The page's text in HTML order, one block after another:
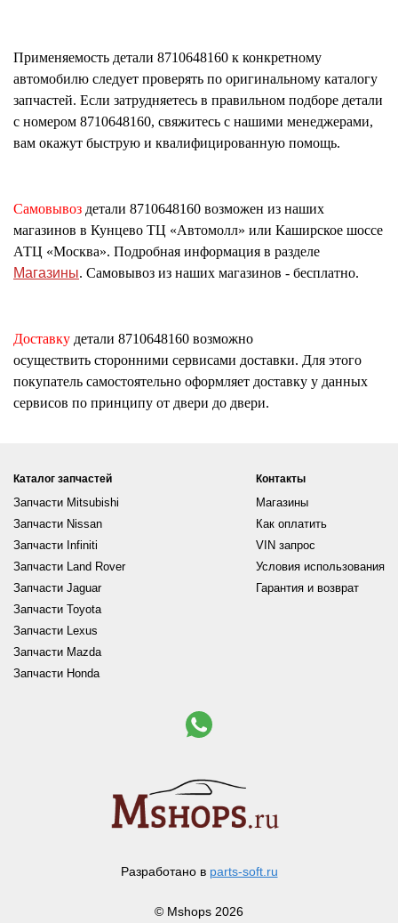
Применяемость детали 8710648160 к конкретному
автомобилю следует проверять по оригинальному каталогу
запчастей. Если затрудняетесь в правильном подборе детали
с номером 8710648160, свяжитесь с нашими менеджерами,
вам окажут быструю и квалифицированную помощь.
Самовывоз детали 8710648160 возможен из наших
магазинов в Кунцево ТЦ «Автомолл» или Каширское шоссе
АТЦ «Москва». Подробная информация в разделе
Магазины. Самовывоз из наших магазинов - бесплатно.
Доставку детали 8710648160 возможно
осуществить сторонними сервисами доставки. Для этого
покупатель самостоятельно оформляет доставку у данных
сервисов по принципу от двери до двери.
Каталог запчастей
Запчасти Mitsubishi
Запчасти Nissan
Запчасти Infiniti
Запчасти Land Rover
Запчасти Jaguar
Запчасти Toyota
Запчасти Lexus
Запчасти Mazda
Запчасти Honda
Контакты
Магазины
Как оплатить
VIN запрос
Условия использования
Гарантия и возврат
Разработано в parts-soft.ru
© Mshops 2026